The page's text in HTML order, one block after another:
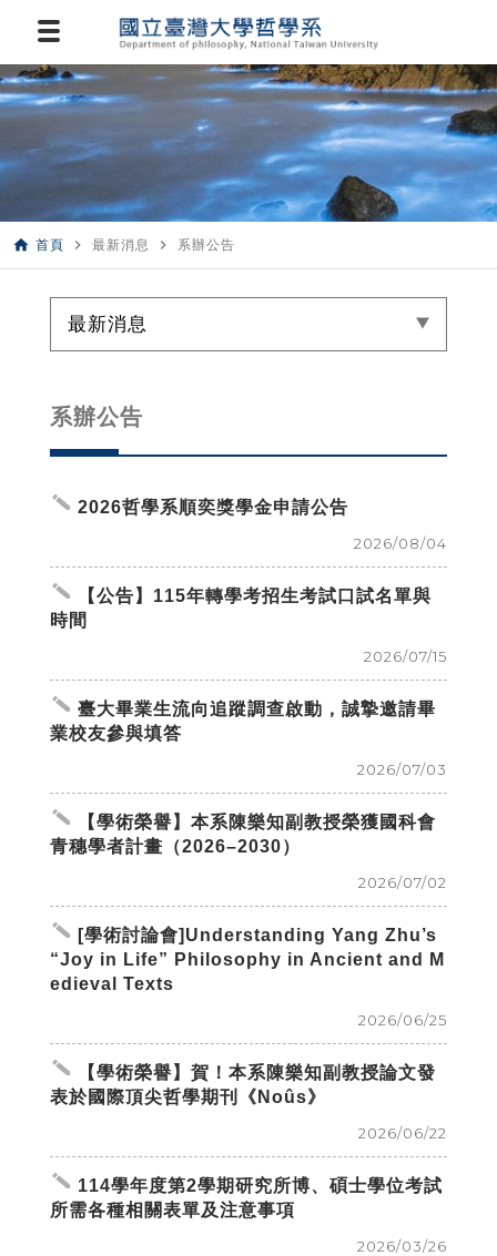
home 首頁 navigate_next 最新消息 navigate_next 系辦公告
最新消息
系辦公告
create 2026哲學系順奕獎學金申請公告
2026/08/04
create
【公告】115年轉學考招生考試口試名單與
時間
2026/07/15
create 臺大畢業生流向追蹤調查啟動，誠摯邀請畢
業校友參與填答
2026/07/03
create
【學術榮譽】本系陳樂知副教授榮獲國科會
青穗學者計畫（2026–2030）
2026/07/02
create [學術討論會]Understanding Yang Zhu’s
“Joy in Life” Philosophy in Ancient and M
edieval Texts
2026/06/25
create
【學術榮譽】賀！本系陳樂知副教授論文發
表於國際頂尖哲學期刊《Noûs》
2026/06/22
create 114學年度第2學期研究所博、碩士學位考試
所需各種相關表單及注意事項
2026/03/26